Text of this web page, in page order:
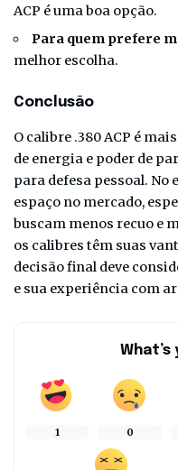
ACP é uma boa opção.
Para quem prefere
melhor escolha.
Conclusão
O calibre .380 ACP é
de energia e poder de
para defesa pessoal. No
espaço no mercado,
buscam menos recuo e
os calibres têm suas
decisão final deve
e sua experiência com
1 0